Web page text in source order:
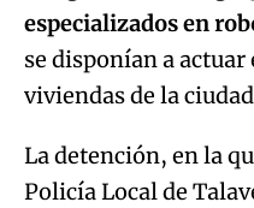
especializados en
se disponían a actuar
viviendas de la
La detención, en la
Policía Local de